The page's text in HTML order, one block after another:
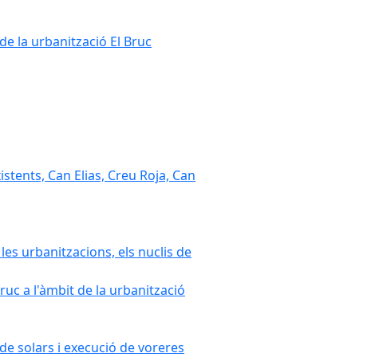
la urbanització El Bruc
Can Elias, Creu Roja, Can
urbanitzacions, els nuclis de
a l'àmbit de la urbanització
solars i execució de voreres